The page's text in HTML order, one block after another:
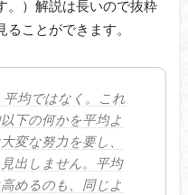
。）解説は長いので抜粋
ことができます。
均ではなく。これ
下の何かを平均よ
変な努力を要し、
出しません。平均
めるのも、同じよ